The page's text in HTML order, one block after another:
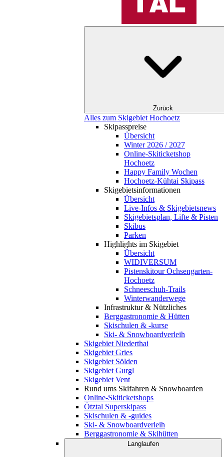
Zurück
Alles zum Skigebiet Hochoetz
Skipasspreise
Übersicht
Winter 2026 / 2027
Online-Skiticketshop
Hochoetz
Happy Family Wochen
Hochoetz-Kühtai Skipass
Skigebietsinformationen
Übersicht
Live-Infos & Skigebietsnews
Skigebietsplan, Lifte & Pisten
Skibus
Parken
Highlights im Skigebiet
Übersicht
WIDIVERSUM
Pistenskitour Ochsengarten-
Hochoetz
Schneeschuh-Trails
Winterwanderwege
Infrastruktur & Nützliches
Berggastronomie & Hütten
Skischulen & -kurse
Ski- & Snowboardverleih
Skigebiet Niederthai
Skigebiet Gries
Skigebiet Sölden
Skigebiet Gurgl
Skigebiet Vent
Rund ums Skifahren & Snowboarden
Online-Skiticketshops
Ötztal Superskipass
Skischulen & -guides
Ski- & Snowboardverleih
Berggastronomie & Skihütten
Langlaufen